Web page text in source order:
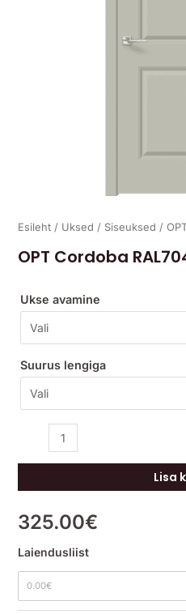
Esileht/ Uksed / Siseuksed /
OPT Cordoba
325.00€
Laiendusliist
0.00€
Ukse avamine
Suurus lengiga
Lisa